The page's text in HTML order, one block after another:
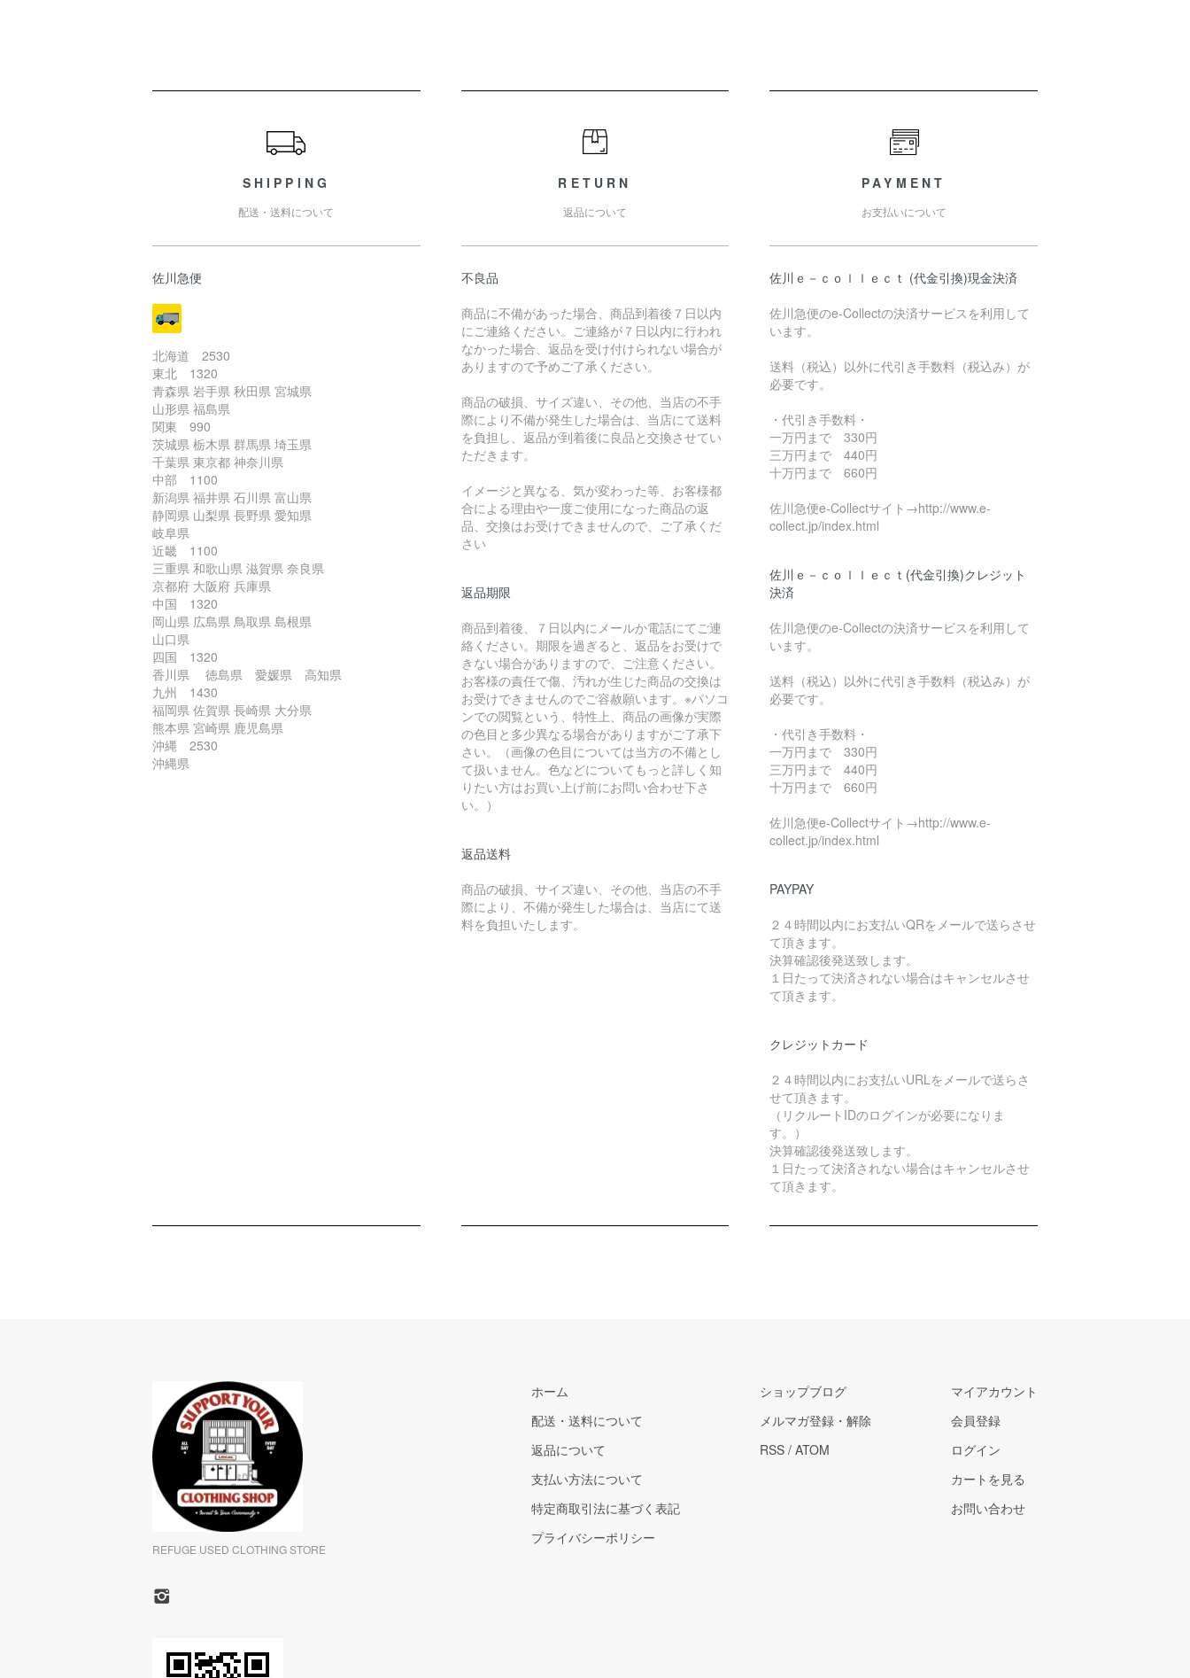
SHIPPING
配送・送料について
佐川急便
北海道 2530
東北 1320
青森県 岩手県 秋田県 宮城県
山形県 福島県
関東 990
茨城県 栃木県 群馬県 埼玉県
千葉県 東京都 神奈川県
中部 1100
新潟県 福井県 石川県 富山県
静岡県 山梨県 長野県 愛知県
岐阜県
近畿 1100
三重県 和歌山県 滋賀県 奈良県
京都府 大阪府 兵庫県
中国 1320
岡山県 広島県 鳥取県 島根県
山口県
四国 1320
香川県 徳島県 愛媛県 高知県
九州 1430
福岡県 佐賀県 長崎県 大分県
熊本県 宮崎県 鹿児島県
沖縄 2530
沖縄県
RETURN
返品について
不良品
商品に不備があった場合、商品到着後７日以内
にご連絡ください。ご連絡が７日以内に行われ
なかった場合、返品を受け付けられない場合が
ありますので予めご了承ください。
商品の破損、サイズ違い、その他、当店の不手
際により不備が発生した場合は、当店にて送料
を負担し、返品が到着後に良品と交換させてい
ただきます。
イメージと異なる、気が変わった等、お客様都
合による理由や一度ご使用になった商品の返
品、交換はお受けできませんので、ご了承くだ
さい
返品期限
商品到着後、７日以内にメールか電話にてご連
絡ください。期限を過ぎると、返品をお受けで
きない場合がありますので、ご注意ください。
お客様の責任で傷、汚れが生じた商品の交換は
お受けできませんのでご容赦願います。※パソコ
ンでの閲覧という、特性上、商品の画像が実際
の色目と多少異なる場合がありますがご了承下
さい。（画像の色目については当方の不備とし
て扱いません。色などについてもっと詳しく知
りたい方はお買い上げ前にお問い合わせ下さ
い。）
返品送料
商品の破損、サイズ違い、その他、当店の不手
際により、不備が発生した場合は、当店にて送
料を負担いたします。
PAYMENT
お支払いについて
佐川ｅ－ｃｏｌｌｅｃｔ (代金引換)現金決済
佐川急便のe-Collectの決済サービスを利用して
います。
送料（税込）以外に代引き手数料（税込み）が
必要です。
・代引き手数料・
一万円まで 330円
三万円まで 440円
十万円まで 660円
佐川急便e-Collectサイト→http://www.e-
collect.jp/index.html
佐川ｅ－ｃｏｌｌｅｃｔ(代金引換)クレジット
決済
佐川急便のe-Collectの決済サービスを利用して
います。
送料（税込）以外に代引き手数料（税込み）が
必要です。
・代引き手数料・
一万円まで 330円
三万円まで 440円
十万円まで 660円
佐川急便e-Collectサイト→http://www.e-
collect.jp/index.html
PAYPAY
２４時間以内にお支払いQRをメールで送らさせ
て頂きます。
決算確認後発送致します。
１日たって決済されない場合はキャンセルさせ
て頂きます。
クレジットカード
２４時間以内にお支払いURLをメールで送らさ
せて頂きます。
（リクルートIDのログインが必要になりま
す。）
決算確認後発送致します。
１日たって決済されない場合はキャンセルさせ
て頂きます。
REFUGE USED CLOTHING STORE
ホーム
配送・送料について
返品について
支払い方法について
特定商取引法に基づく表記
プライバシーポリシー
ショップブログ
メルマガ登録・解除
RSS / ATOM
マイアカウント
会員登録
ログイン
カートを見る
お問い合わせ